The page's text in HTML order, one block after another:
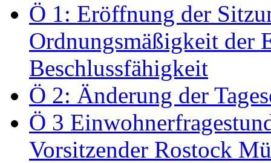
Ö 1: Eröffnung der
Ordnungsmäßigkeit der
Beschlussfähigkeit
Ö 2: Änderung der
Ö 3
Vorsitzender Rostock